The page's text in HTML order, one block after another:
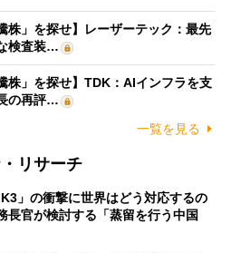
株」を探せ】レーザーテック：最先
検査装…
株」を探せ】TDK：AIインフラを支
の再評…
一覧を見る
リサーチ
」の衝撃に世界はどう対応するの
官が検討する「蒸留を行う中国